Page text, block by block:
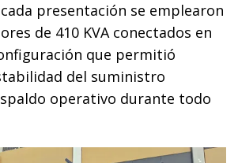
presentación se emplearon
de 410 KVA conectados en
que permitió
del suministro
operativo durante todo